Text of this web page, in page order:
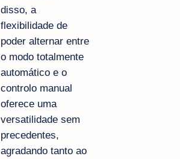
disso, a
flexibilidade de
poder alternar entre
o modo totalmente
automático e o
controlo manual
oferece uma
versatilidade sem
precedentes,
agradando tanto ao